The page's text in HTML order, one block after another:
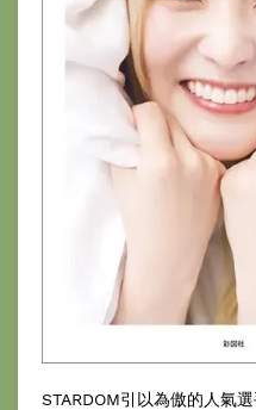
STARDOM引以為傲的人氣